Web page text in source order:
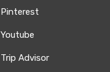
Pinterest
Youtube
Trip Advisor